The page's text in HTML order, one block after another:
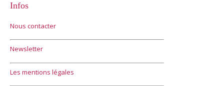
Infos
Nous contacter
Newsletter
Les mentions légales